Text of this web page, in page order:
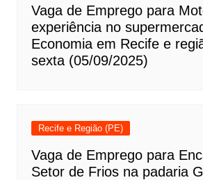
Vaga de Emprego para
experiência no
Economia em Recife e
sexta (05/09/2025)
Recife e Região (PE)
Vaga de Emprego para
Setor de Frios na padaria